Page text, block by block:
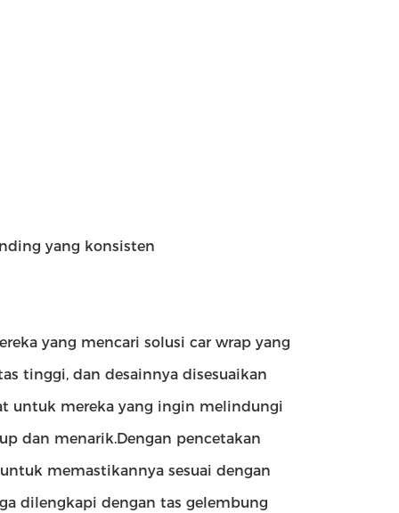
yang konsisten
yang mencari solusi car wrap yang
tinggi, dan desainnya disesuaikan
untuk mereka yang ingin melindungi
dan menarik.Dengan pencetakan
memastikannya sesuai dengan
dilengkapi dengan tas gelembung